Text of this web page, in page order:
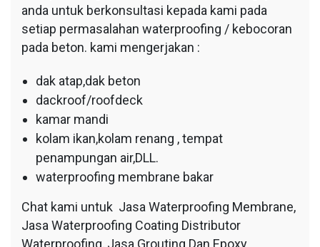
anda untuk berkonsultasi kepada kami pada
setiap permasalahan waterproofing / kebocoran
pada beton. kami mengerjakan :
dak atap,dak beton
dackroof/roofdeck
kamar mandi
kolam ikan,kolam renang , tempat
penampungan air,DLL.
waterproofing membrane bakar
Chat kami untuk Jasa Waterproofing Membrane,
Jasa Waterproofing Coating Distributor
Waterproofing, Jasa Grouting Dan Epoxy